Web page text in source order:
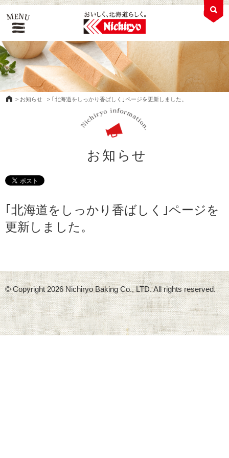
> お知らせ > ｢北海道をしっかり香ばしく｣ページを更新しました。
お知らせ
｢北海道をしっかり香ばしく｣ページを
更新しました。
© Copyright2026 Nichiryo Baking Co., LTD. All rights reserved.